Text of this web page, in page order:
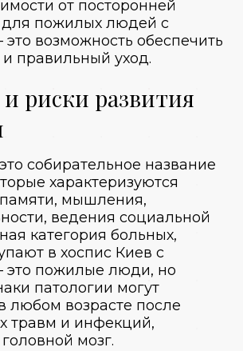
от посторонней
пожилых людей с
возможность обеспечить
и правильный уход.
риски развития
собирательное название
характеризуются
мышления,
ведения социальной
категория больных,
в хоспис Киев с
пожилые люди, но
патологии могут
любом возрасте после
травм и инфекций,
мозг.